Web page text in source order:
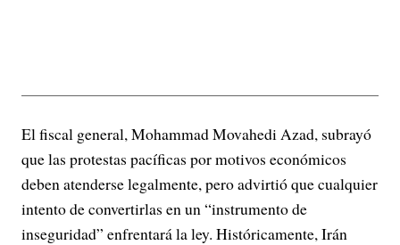
El fiscal general, Mohammad Movahedi Azad, subrayó
que las protestas pacíficas por motivos económicos
deben atenderse legalmente, pero advirtió que cualquier
intento de convertirlas en un “instrumento de
inseguridad” enfrentará la ley. Históricamente, Irán